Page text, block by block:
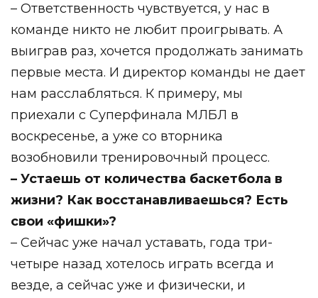
– Ответственность чувствуется, у нас в
команде никто не любит проигрывать. А
выиграв раз, хочется продолжать занимать
первые места. И директор команды не дает
нам расслабляться. К примеру, мы
приехали с Суперфинала МЛБЛ в
воскресенье, а уже со вторника
возобновили тренировочный процесс.⁣⁣⠀
– Устаешь от количества баскетбола в
жизни? Как восстанавливаешься? Есть
свои «фишки»?⁣⁣⠀
– Сейчас уже начал уставать, года три-
четыре назад хотелось играть всегда и
везде, а сейчас уже и физически, и